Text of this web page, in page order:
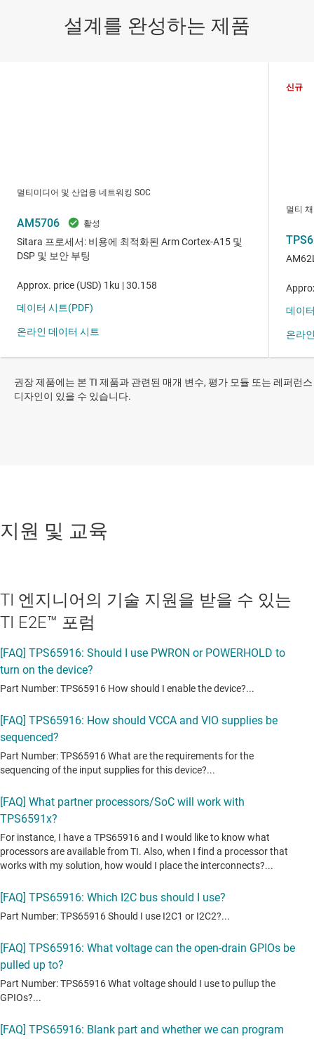
권장 제품에는 본 TI 제품과 관련된 매개 변수, 평가 모듈 또는 레퍼런스
디자인이 있을 수 있습니다.
지원 및 교육
TI 엔지니어의 기술 지원을 받을 수 있는
TI E2E™ 포럼